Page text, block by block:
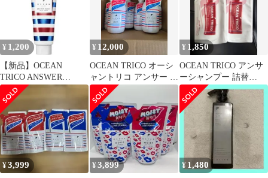
¥ 1,200
【新品】OCEAN
TRICO ANSWER
BOOST HAIR PACK
¥ 12,000
OCEAN TRICO オーシ
ャントリコ アンサー シ
ャンプー400ml×3 トリ
ートメント400ml×3 計6
本セット ヘアケア
¥ 1,850
OCEAN TRICO アンサ
ーシャンプー 詰替
350ml 2個セット
¥3,999 ¥3,899 ¥ 1,480